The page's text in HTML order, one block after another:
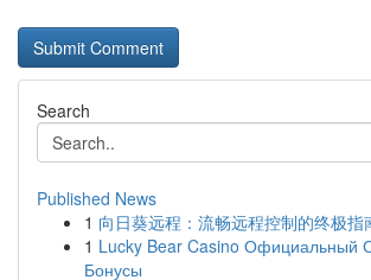
Search
Published News
1 向日葵远程：流畅远程控制的终极指
1 Lucky Bear Casino Официальный
Бонусы